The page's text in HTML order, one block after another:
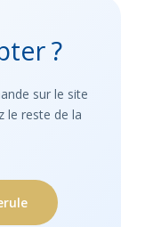
?
sur le site
le reste de la